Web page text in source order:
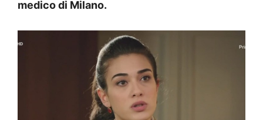
medico di Milano.